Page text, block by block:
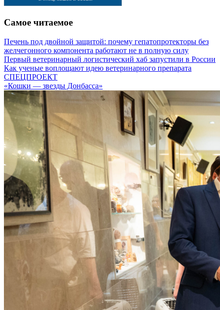
Самое читаемое
Печень под двойной защитой: почему гепатопротекторы без
желчегонного компонента работают не в полную силу
Первый ветеринарный логистический хаб запустили в России
Как ученые воплощают идею ветеринарного препарата
СПЕЦПРОЕКТ
«Кошки — звезды Донбасса»